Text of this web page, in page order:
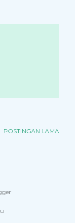
POSTINGAN LAMA